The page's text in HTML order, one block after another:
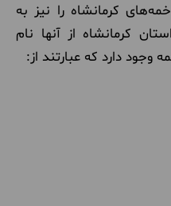
کرمانشاه را نیز به
کرمانشاه از آنها نام